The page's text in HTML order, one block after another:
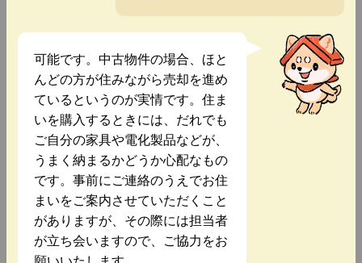
可能です。中古物件の場合、ほと
んどの方が住みながら売却を進め
ているというのが実情です。住ま
いを購入するときには、だれでも
ご自分の家具や電化製品などが、
うまく納まるかどうか心配なもの
です。事前にご連絡のうえでお住
まいをご案内させていただくこと
がありますが、その際には担当者
が立ち会いますので、ご協力をお